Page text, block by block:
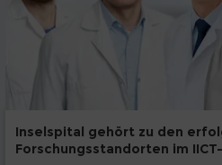
Inselspital gehört zu den
Forschungsstandorten im